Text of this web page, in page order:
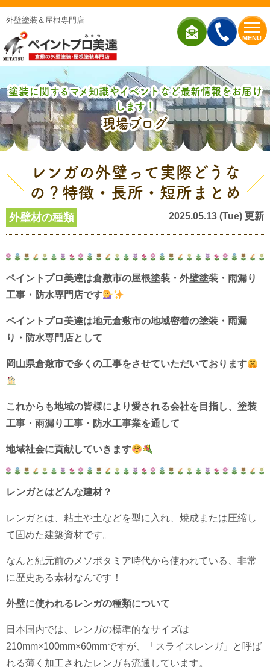
MENU
外壁塗装＆屋根専門店
塗装に関するマメ知識やイベントなど最新情報をお届け
します！
現場ブログ
レンガの外壁って実際どうな
の？特徴・長所・短所まとめ
外壁材の種類 2025.05.13 (Tue) 更新
ペイントプロ美達は倉敷市の屋根塗装・外壁塗装・雨漏り
工事・防水専門店です
ペイントプロ美達は地元倉敷市の地域密着の塗装・雨漏
り・防水専門店として
岡山県倉敷市で多くの工事をさせていただいております
これからも地域の皆様により愛される会社を目指し、 塗装
工事・雨漏り工事・防水工事業を通して
地域社会に貢献していきます
レンガとはどんな建材？
レンガとは、粘土や土などを型に入れ、焼成または圧縮し
て固めた建築資材です。
なんと紀元前のメソポタミア時代から使われている、非常
に歴史ある素材なんです！
外壁に使われるレンガの種類について
日本国内では、レンガの標準的なサイズは
210mm×100mm×60mmですが、「スライスレンガ」と呼ば
れる薄く加工されたレンガも流通しています。